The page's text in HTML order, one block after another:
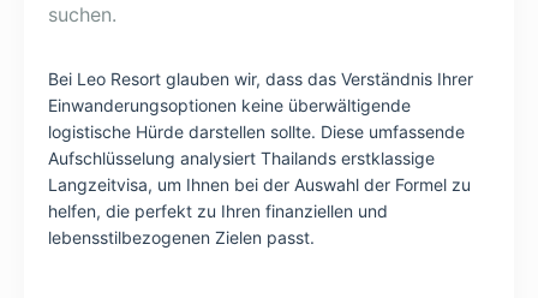
suchen.
Bei Leo Resort glauben wir, dass das Verständnis Ihrer
Einwanderungsoptionen keine überwältigende
logistische Hürde darstellen sollte. Diese umfassende
Aufschlüsselung analysiert Thailands erstklassige
Langzeitvisa, um Ihnen bei der Auswahl der Formel zu
helfen, die perfekt zu Ihren finanziellen und
lebensstilbezogenen Zielen passt.